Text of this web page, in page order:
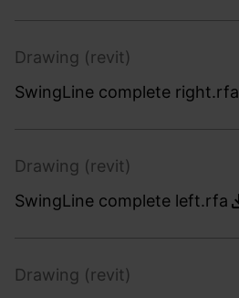
Drawing (revit)
SwingLine complete right.rfa
Drawing (revit)
SwingLine complete left.rfa
Drawing (revit)